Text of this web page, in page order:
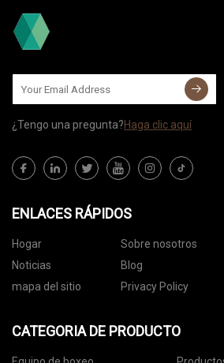
¿Tengo una pregunta?Haga clic aquí
ENLACES RÁPIDOS
Hogar Sobre nosotros
Noticias
Blog
mapa del sitio
Privacy Policy
CATEGORIA DE PRODUCTO